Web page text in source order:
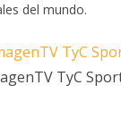
del mundo.
TyC